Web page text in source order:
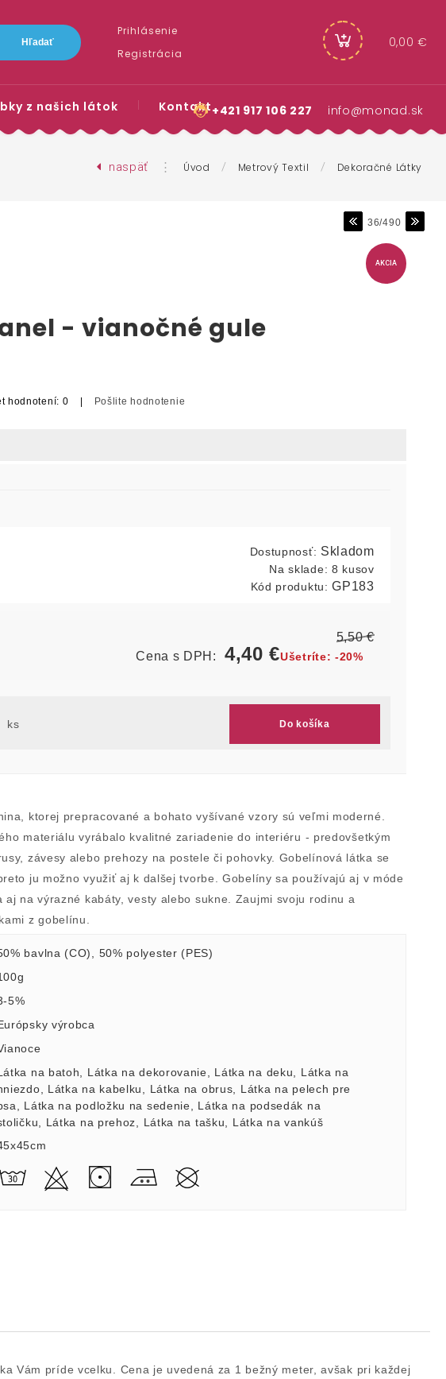
z našich látok Kontakt
Prihlásenie
Registrácia
0,00 €
+421 917 106 227 info@monad.sk
naspäť ⋮ Úvod / Metrový Textil / Dekoračné Látky
36/490
AKCIA
- vianočné gule
hodnotení: 0 | Pošlite hodnotenie
Dostupnosť: Skladom
Na sklade: 8 kusov
Kód produktu:GP183
5,50€
Cena s DPH:
4,40€Ušetríte: -20%
ks Do košíka
ktorej prepracované a bohato vyšívané vzory sú veľmi moderné.
materiálu vyrábalo kvalitné zariadenie do interiéru - predovšetkým
závesy alebo prehozy na postele či pohovky. Gobelínová látka se
ju možno využiť aj k dalšej tvorbe. Gobelíny sa používajú aj v móde
aj na výrazné kabáty, vesty alebo sukne. Zaujmi svoju rodinu a
z gobelínu.
bavlna (CO)
50% polyester (PES)
5%
výrobca
na batoh Látka na dekorovanie Látka na deku
Látka na
Látka na kabelku Látka na obrus
Látka na pelech pre
Látka na podložku na sedenie
Látka na podsedák na
Látka na prehoz Látka na tašku
Látka na vankúš
Vám príde vcelku. Cena je uvedená za 1 bežný meter, avšak pri každej